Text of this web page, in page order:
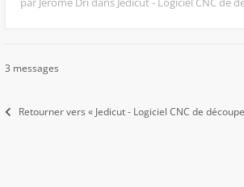
3 messages
Retourner vers « Jedicut - Logiciel CNC de